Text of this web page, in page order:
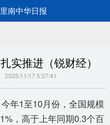
南中华日报
实推进（锐财经）
11/17 5:37:41
年1至10月份，全国规模
，高于上年同期0.3个百